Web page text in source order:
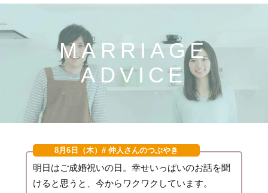
MARRIAGE
ADVICE
8月6日（木）# 仲人さんのつぶやき
明日はご成婚祝いの日。幸せいっぱいのお話を聞
けると思うと、今からワクワクしています。